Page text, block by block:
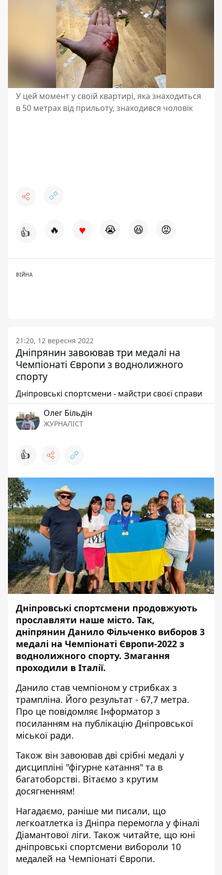
У цей момент у своїй квартирі, яка знаходиться
в 50 метрах від прильоту, знаходився чоловік
👍 🔥 ♥ 😭 😆 😡
ВІЙНА
21:20, 12 вересня 2022
Дніпрянин завоював три медалі на
Чемпіонаті Європи з воднолижного
спорту
Дніпровські спортсмени - майстри своєї справи
Олег Більдін
ЖУРНАЛІСТ
👍
Дніпровські спортсмени продовжують
прославляти наше місто. Так,
дніпрянин Данило Фільченко виборов 3
медалі на Чемпіонаті Європи-2022 з
воднолижного спорту. Змагання
проходили в Італії.
Данило став чемпіоном у стрибках з
трампліна. Його результат - 67,7 метра.
Про це повідомляє Інформатор з
посиланням на публікацію Дніпровської
міської ради.
Також він завоював дві срібні медалі у
дисципліні "фігурне катання" та в
багатоборстві. Вітаємо з крутим
досягненням!
Нагадаємо, раніше ми писали, що
легкоатлетка із Дніпра перемогла у фіналі
Діамантової ліги. Також читайте, що юні
дніпровські спортсмени вибороли 10
медалей на Чемпіонаті Європи.